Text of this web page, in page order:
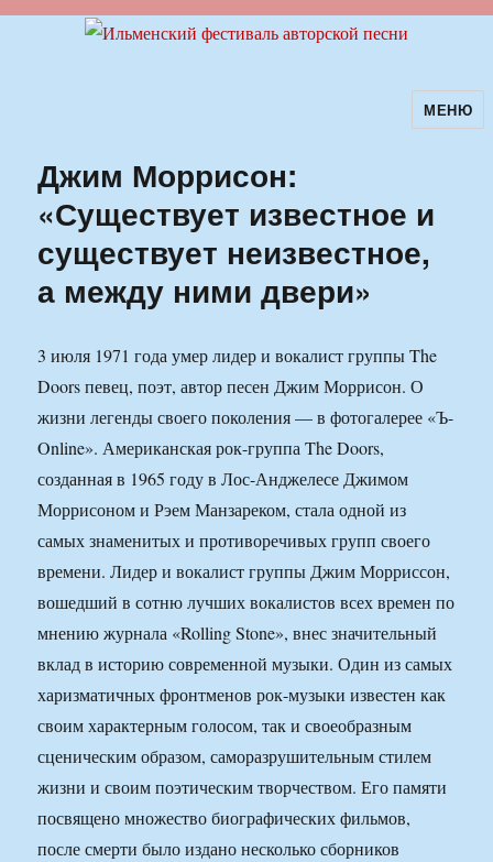
Ильменский фестиваль авторскойМЕНЮ
Джим Моррисон:
«Существует известное и
существует неизвестное,
а между ними двери»
3 июля 1971 года умер лидер и вокалист группы The
Doors певец, поэт, автор песен Джим Моррисон. О
жизни легенды своего поколения — в фотогалерее «Ъ-
Online». Американская рок-группа The Doors,
созданная в 1965 году в Лос-Анджелесе Джимом
Моррисоном и Рэем Манзареком, стала одной из
самых знаменитых и противоречивых групп своего
времени. Лидер и вокалист группы Джим Морриссон,
вошедший в сотню лучших вокалистов всех времен по
мнению журнала «Rolling Stone», внес значительный
вклад в историю современной музыки. Один из самых
харизматичных фронтменов рок-музыки известен как
своим характерным голосом, так и своеобразным
сценическим образом, саморазрушительным стилем
жизни и своим поэтическим творчеством. Его памяти
посвящено множество биографических фильмов,
после смерти было издано несколько сборников